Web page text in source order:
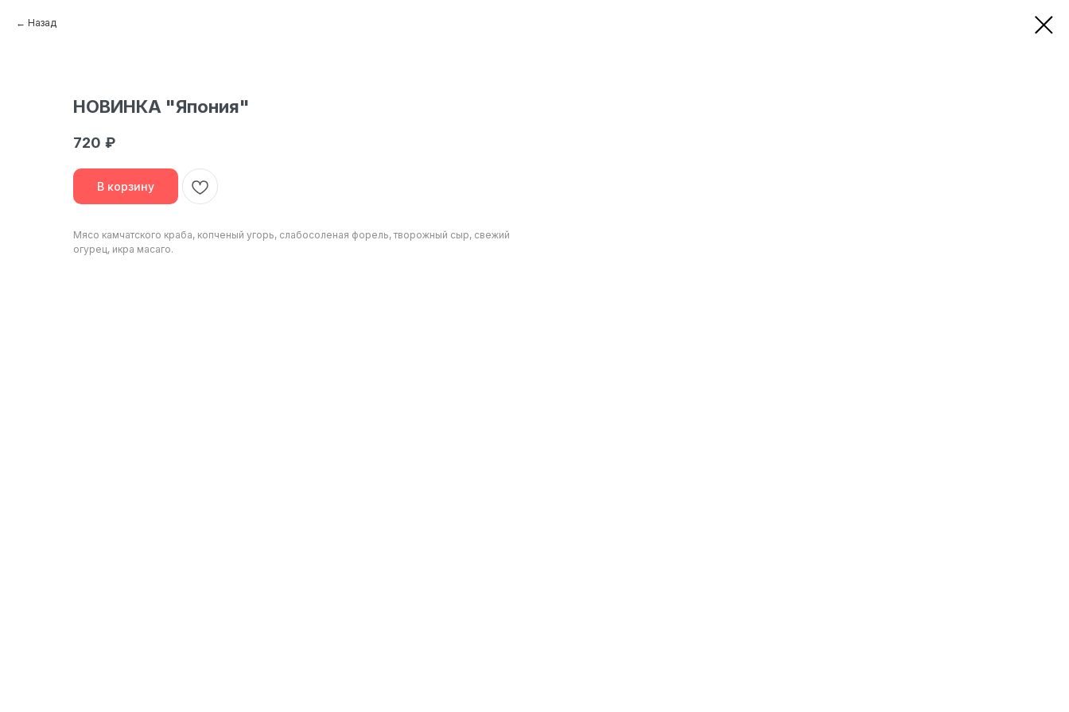
Назад
НОВИНКА "Япония"
720 ₽
В корзину
Мясо камчатского краба, копченый угорь, слабосоленая форель, творожный сыр, свежий
огурец, икра масаго.